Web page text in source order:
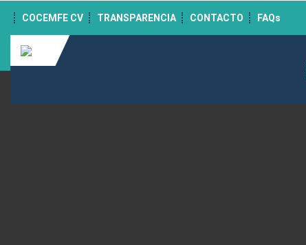
COCEMFE CV
TRANSPARENCIA CONTACTO FAQs